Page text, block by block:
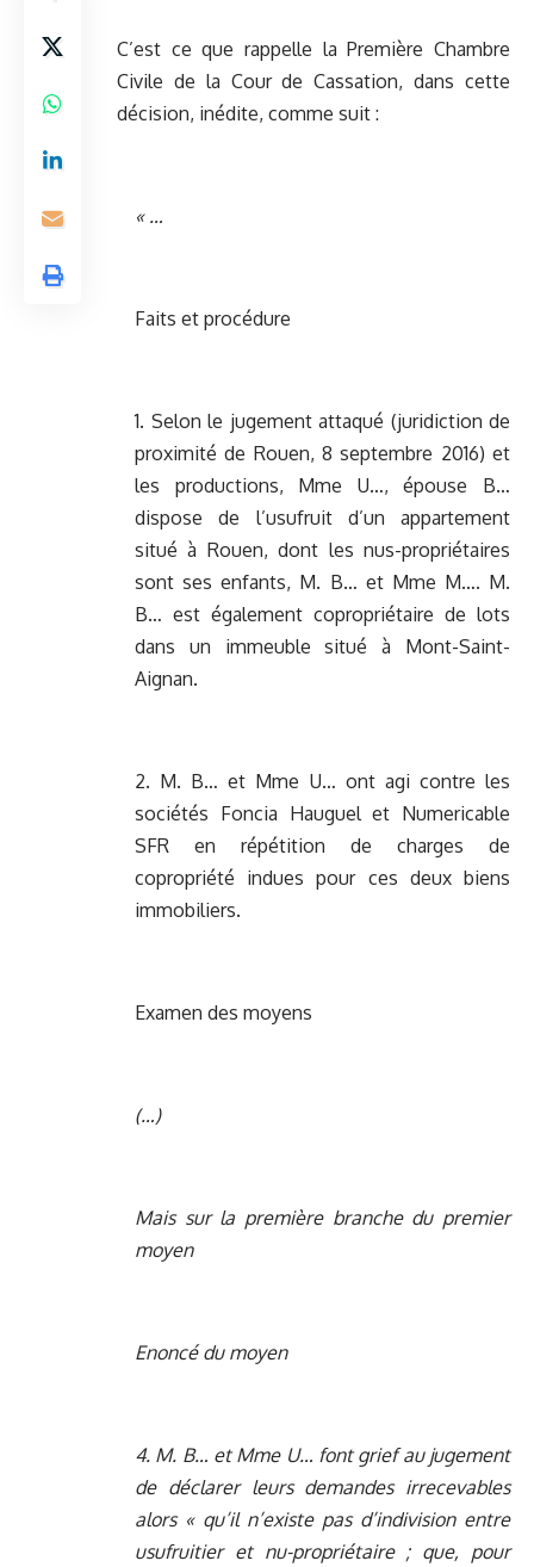
C’est ce que rappelle la Première Chambre
Civile de la Cour de Cassation, dans cette
décision, inédite, comme suit :
« …
Faits et procédure
1. Selon le jugement attaqué (juridiction de
proximité de Rouen, 8 septembre 2016) et
les productions, Mme U…, épouse B…
dispose de l’usufruit d’un appartement
situé à Rouen, dont les nus-propriétaires
sont ses enfants, M. B… et Mme M…. M.
B… est également copropriétaire de lots
dans un immeuble situé à Mont-Saint-
Aignan.
2. M. B… et Mme U… ont agi contre les
sociétés Foncia Hauguel et Numericable
SFR en répétition de charges de
copropriété indues pour ces deux biens
immobiliers.
Examen des moyens
(…)
Mais sur la première branche du premier
moyen
Enoncé du moyen
4. M. B… et Mme U… font grief au jugement
de déclarer leurs demandes irrecevables
alors « qu’il n’existe pas d’indivision entre
usufruitier et nu-propriétaire ; que, pour